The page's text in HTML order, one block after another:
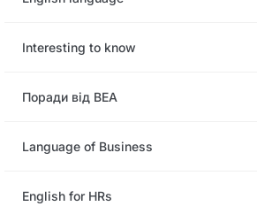
Interesting to know
Поради від BEA
Language of Business
English for HRs